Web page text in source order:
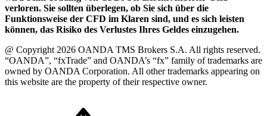
verloren. Sie sollten überlegen, ob Sie sich über die
Funktionsweise der CFD im Klaren sind, und es sich leisten
können, das Risiko des Verlustes Ihres Geldes einzugehen.
@ Copyright 2026 OANDA TMS Brokers S.A. All rights reserved.
“OANDA”, “fxTrade” and OANDA’s “fx” family of trademarks are
owned by OANDA Corporation. All other trademarks appearing on
this website are the property of their respective owner.